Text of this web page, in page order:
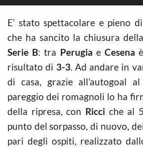
E’ stato spettacolare e pieno
che ha sancito la chiusura della
Serie B: tra Perugia eCesena
risultato di 3-3. Ad andare in
di casa, grazie all’autogoal
pareggio dei romagnoli lo ha
della ripresa, con Ricci che al
punto del sorpasso, di nuovo,
pari degli ospiti, realizzato